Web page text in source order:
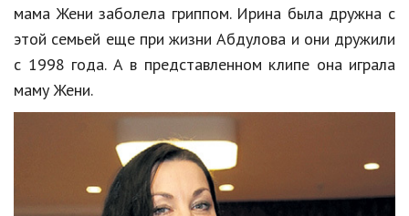
Hi-Tech. Интернет
Авто, мото
Дом и сад
Спорт и фитнес
Психология и отношения
мама Жени заболела гриппом. Ирина была дружна с
этой семьей еще при жизни Абдулова и они дружили
с 1998 года. А в представленном клипе она играла
маму Жени.